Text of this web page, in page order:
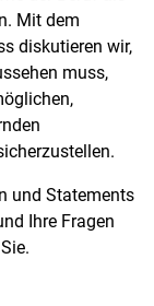
Mit dem
diskutieren wir,
muss,
und Statements
Ihre Fragen